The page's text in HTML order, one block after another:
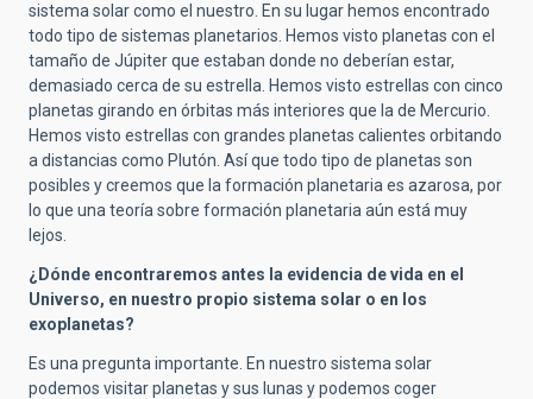
sistema solar como el nuestro. En su lugar hemos encontrado
todo tipo de sistemas planetarios. Hemos visto planetas con el
tamaño de Júpiter que estaban donde no deberían estar,
demasiado cerca de su estrella. Hemos visto estrellas con cinco
planetas girando en órbitas más interiores que la de Mercurio.
Hemos visto estrellas con grandes planetas calientes orbitando
a distancias como Plutón. Así que todo tipo de planetas son
posibles y creemos que la formación planetaria es azarosa, por
lo que una teoría sobre formación planetaria aún está muy
lejos.
¿Dónde encontraremos antes la evidencia de vida en el
Universo, en nuestro propio sistema solar o en los
exoplanetas?
Es una pregunta importante. En nuestro sistema solar
podemos visitar planetas y sus lunas y podemos coger